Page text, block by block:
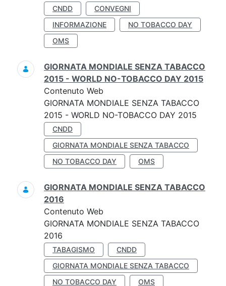
CNDD
CONVEGNI
INFORMAZIONE
NO TOBACCO DAY
OMS
GIORNATA MONDIALE SENZA TABACCO
2015 - WORLD NO-TOBACCO DAY 2015
Contenuto Web
GIORNATA MONDIALE SENZA TABACCO
2015 - WORLD NO-TOBACCO DAY 2015
CNDD
GIORNATA MONDIALE SENZA TABACCO
NO TOBACCO DAY
OMS
GIORNATA MONDIALE SENZA TABACCO
2016
Contenuto Web
GIORNATA MONDIALE SENZA TABACCO
2016
TABAGISMO
CNDD
GIORNATA MONDIALE SENZA TABACCO
NO TOBACCO DAY
OMS